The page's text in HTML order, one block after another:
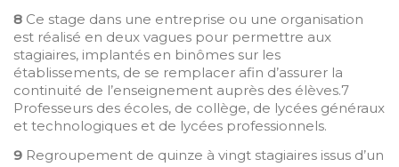
8 Ce stage dans une entreprise ou une organisation
est réalisé en deux vagues pour permettre aux
stagiaires, implantés en binômes sur les
établissements, de se remplacer afin d’assurer la
continuité de l’enseignement auprès des élèves.7
Professeurs des écoles, de collège, de lycées généraux
et technologiques et de lycées professionnels.
9 Regroupement de quinze à vingt stagiaires issus d’un